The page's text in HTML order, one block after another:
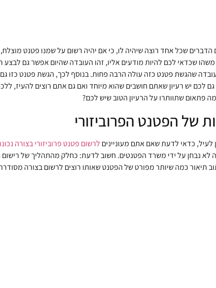
הדברים שכל אחד רוצה שיהיה לו, כי אם יהיה רשום על שמנו פטנט
שהגשת פטנט כזה עולה הרבה פחות. בנוסף לכך, הגשת פטנט
לכם יש רעיון שאתם חושבים שהוא מיוחד ואם גם אתם רוצים להעיז,
מה פתאום שתוותרו על הרעיון הטוב שיש לכם?
של הפטנט הפרוביזורי
לעיל, כדאי לדעת שאם אתם מעוניינים לרשום פטנט פרוביזורי בצורה
לא נבחן על ידי משרד הפטנטים. חשוב לדעת: כחלק מהתהליך של רישום
תיאור כמה שיותר מפורט של הפטנט שאותו רוצים לרשום בצורה